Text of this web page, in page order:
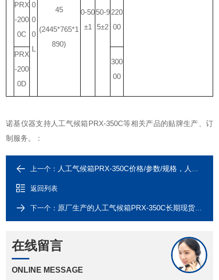
0
0
0
L
45
(2445*765*1
890)
0-50
±1
50-9
5±2
PRX
-200
0C
220
00
PRX
-200
0D
300
00
诺基仪器支持人工气候箱PRX-350C等相关产品的贴牌生产、订
制服务。：
上一个： 人工气候箱PRX-350C价格/参数/规格，人工气候箱PRX-350C专业制造厂家
返回列表
下一个： 原厂生产的人工气候箱PRX-350C长期现货供应
在线留言
ONLINE MESSAGE